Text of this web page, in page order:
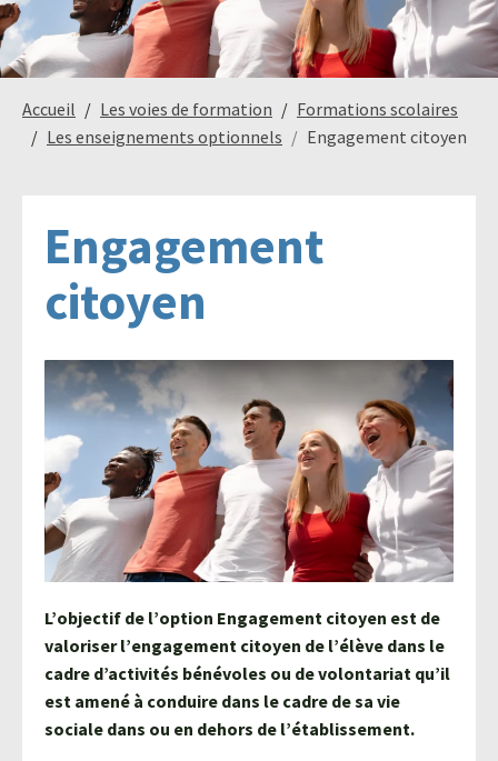
jardins
Commerce
Cheval
Trouver
sa
Accueil Les voies de formation
Formations scolaires
Les enseignements optionnels
Engagement citoyen
Engagement
citoyen
L’objectif de l’option Engagement citoyen est de
valoriser l’engagement citoyen de l’élève dans le
cadre d’activités bénévoles ou de volontariat qu’il
est amené à conduire dans le cadre de sa vie
sociale dans ou en dehors de l’établissement.